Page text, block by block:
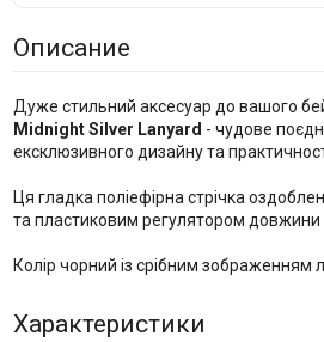
Описание
Дуже стильний аксесуар до вашого
Midnight Silver Lanyard - чудове
ексклюзивного дизайну та
Ця гладка поліефірна стрічка
та пластиковим регулятором довжини
Колір чорний із срібним зображенням
Характеристики